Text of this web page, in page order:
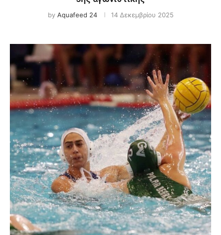
by Aquafeed 24 14 Δεκεμβρίου 2025